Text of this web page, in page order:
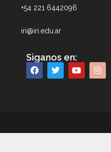
+54 221 6442096
iri@iri.edu.ar
Siganos en: